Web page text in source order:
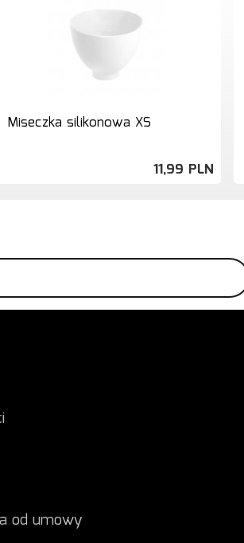
Miseczka silikonowa XS
11,99 PLN
od umowy